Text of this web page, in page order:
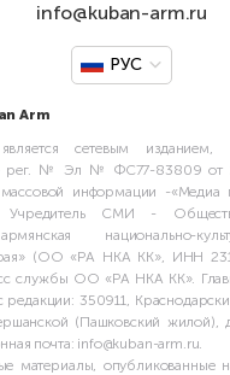
info@kuban-arm.ru
РУС
Arm
сетевым изданием,
рег. № Эл № ФС77-83809 от
массовой информации -
СМИ -
национально-
(ОО «РА НКА КК», ИНН
службы ОО «РА НКА КК».
350911,
(Пашковский жилой),
почта: info@kuban-arm.ru.
материалы, опубликованные